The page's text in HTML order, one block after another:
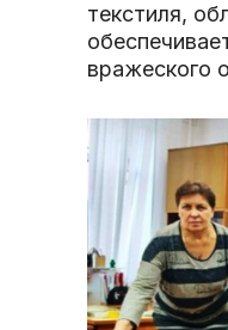
текстиля,
вражеского